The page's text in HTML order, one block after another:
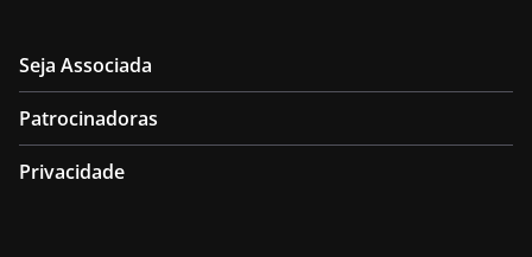
Seja Associada
Patrocinadoras
Privacidade